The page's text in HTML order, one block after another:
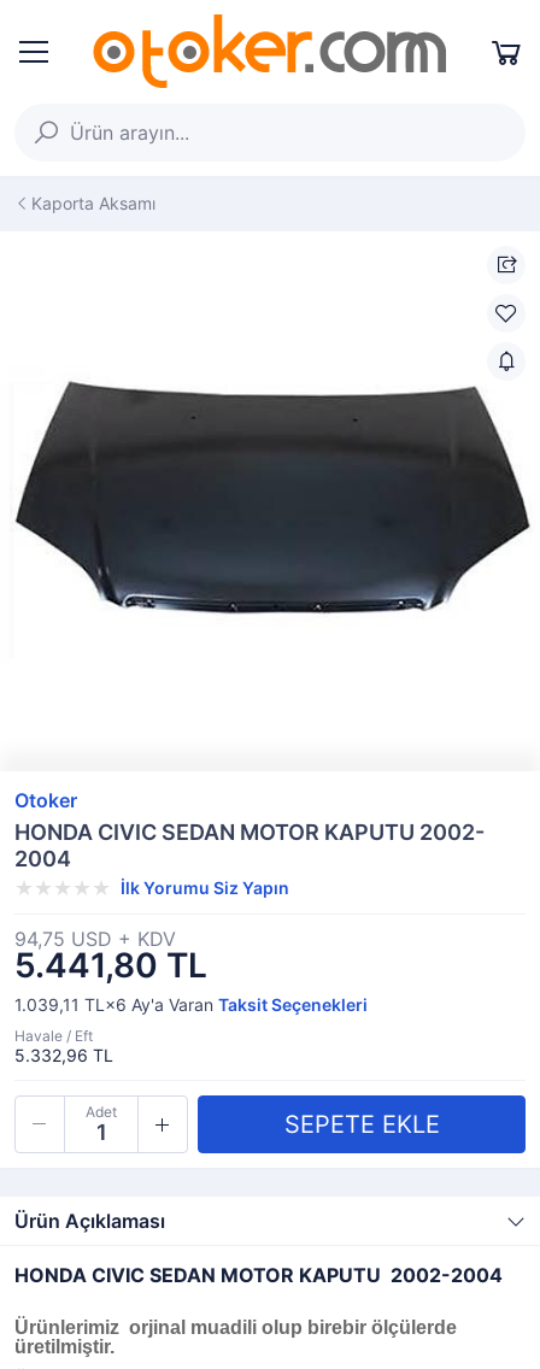
Kaporta Aksamı
Otoker
HONDA CIVIC SEDAN MOTOR KAPUTU 2002-
2004
İlk Yorumu Siz Yapın
5.441,80 TL
94,75 USD + KDV
1.039,11 TL×6 Ay'a Varan Taksit Seçenekleri
Havale / Eft
5.332,96 TL
Adet
Ürün Açıklaması
HONDA CIVIC SEDAN MOTOR KAPUTU 2002-2004
Ürünlerimiz orjinal muadili olup birebir ölçülerde
üretilmiştir.